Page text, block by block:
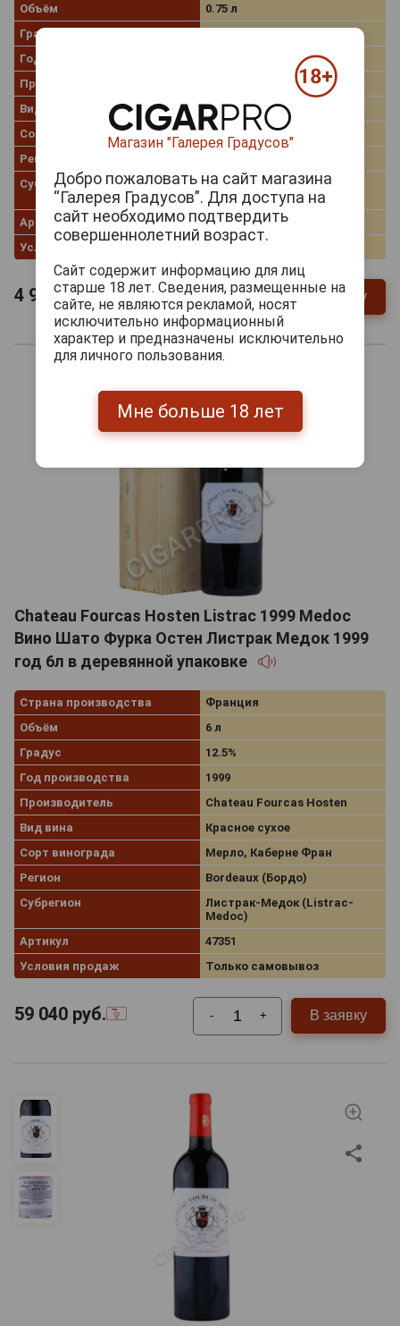
Объём
0.75 л
Градус
Год производства
Производитель
Chateau Fourcas Hosten
Вид вина
Красное сухое
Сорт винограда
Каберне Фран
Регион
Субрегион
Листрак-Медок (Listrac-
Medoc)
Артикул
40383
Условия продаж
Только самовывоз
4 970руб. - + В заявку
Chateau Fourcas Hosten Listrac 1999 Medoc
Вино Шато Фурка Остен Листрак Медок 1999
год 6л в деревянной упаковке
Страна производства
Франция
Объём
6 л
Градус
12.5%
Год производства
1999
Производитель
Chateau Fourcas Hosten
Вид вина
Красное сухое
Сорт винограда
Мерло, Каберне Фран
Регион
Bordeaux (Бордо)
Субрегион
Листрак-Медок (Listrac-
Medoc)
Артикул
47351
Условия продаж
Только самовывоз
59 040 руб. - + В заявку
Магазин "Галерея Градусов"
Добро пожаловать на сайт магазина
“Галерея Градусов”. Для доступа на
сайт необходимо подтвердить
совершеннолетний возраст.
Сайт содержит информацию для лиц
старше 18 лет. Сведения, размещенные на
сайте, не являются рекламой, носят
исключительно информационный
характер и предназначены исключительно
для личного пользования.
Мне больше 18 лет